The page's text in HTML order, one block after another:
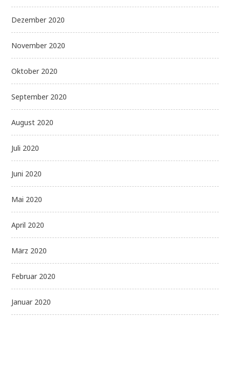
Dezember 2020
November 2020
Oktober 2020
September 2020
August 2020
Juli 2020
Juni 2020
Mai 2020
April 2020
März 2020
Februar 2020
Januar 2020